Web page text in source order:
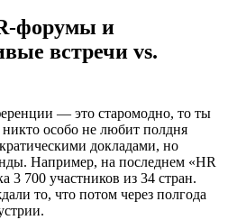
форумы и
встречи vs.
— это старомодно, то ты
особо не любит полдня
докладами, но
Например, на последнем «HR
3 700 участников из 34 стран.
то, что потом через полгода